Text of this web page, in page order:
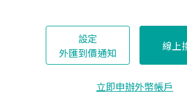
設定
外匯到價通知
線上
立即申辦外幣帳戶